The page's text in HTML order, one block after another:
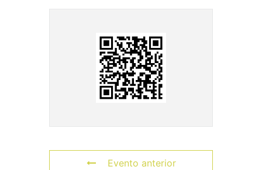
Evento anterior